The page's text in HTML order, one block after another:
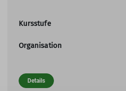
Kursstufe
Organisation
Details